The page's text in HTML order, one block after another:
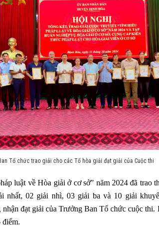
Tổ chức trao giải cho các Tổ hòa giải đạt giải của Cuộc thi
luật về Hòa giải ở cơ sở” năm 2024 đã trao
nhất, 02 giải nhì, 03 giải ba và 10 giải
đạt giải của Trưởng Ban Tổ chức cuộc